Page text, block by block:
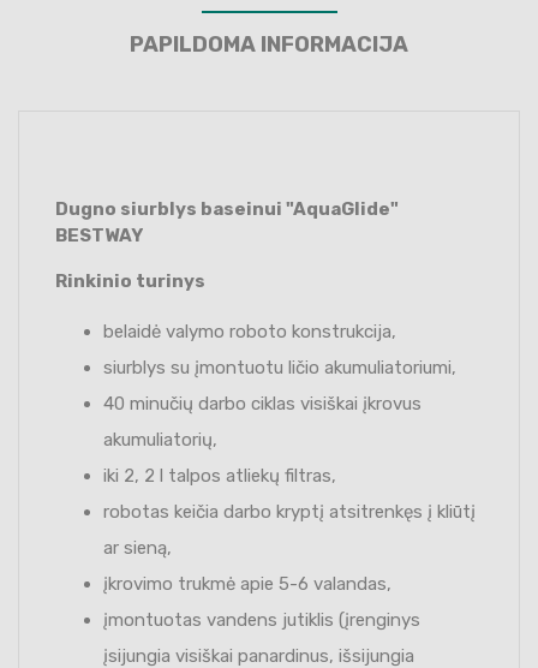
PAPILDOMA INFORMACIJA
Dugno siurblys baseinui "AquaGlide"
BESTWAY
Rinkinio turinys
belaidė valymo roboto konstrukcija,
siurblys su įmontuotu ličio akumuliatoriumi,
40 minučių darbo ciklas visiškai įkrovus
akumuliatorių,
iki 2, 2 l talpos atliekų filtras,
robotas keičia darbo kryptį atsitrenkęs į kliūtį
ar sieną,
įkrovimo trukmė apie 5-6 valandas,
įmontuotas vandens jutiklis (įrenginys
įsijungia visiškai panardinus, išsijungia